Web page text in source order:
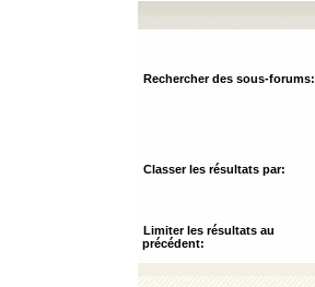
Rechercher des sous-forums:
Classer les résultats par:
Limiter les résultats au
précédent: